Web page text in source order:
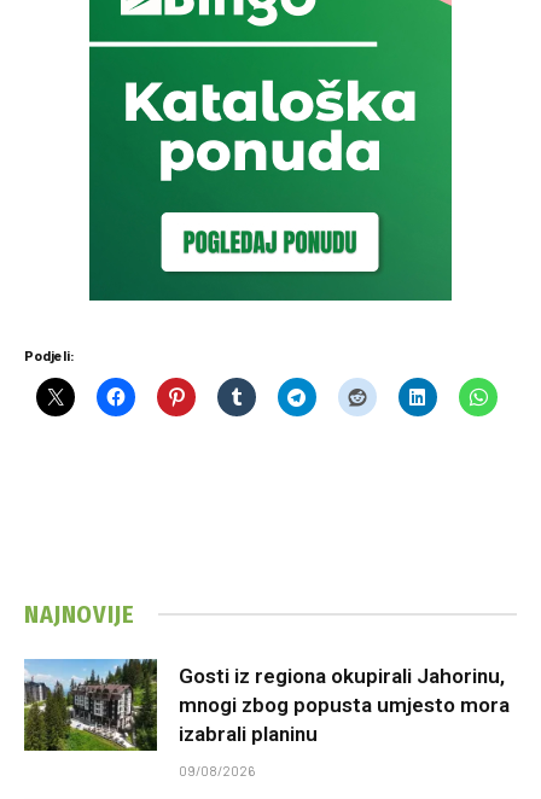
Podjeli:
NAJNOVIJE
Gosti iz regiona okupirali Jahorinu,
mnogi zbog popusta umjesto mora
izabrali planinu
09/08/2026